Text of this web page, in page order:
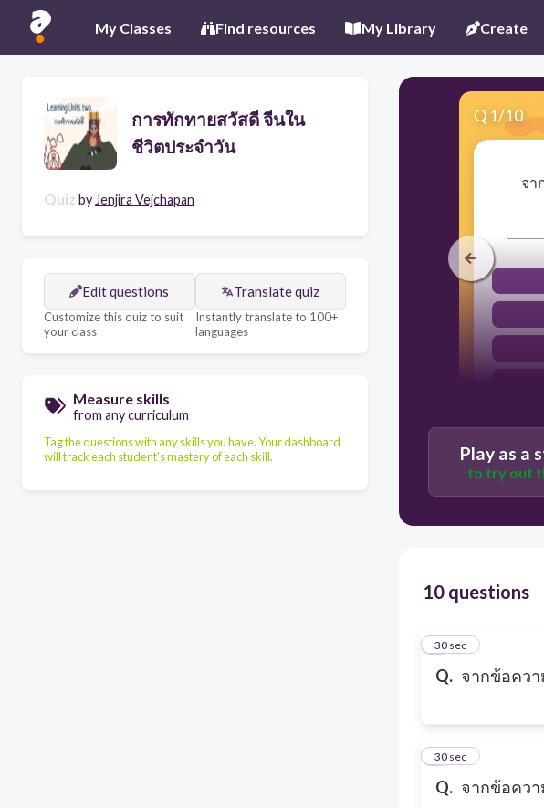
My Classes Find resources My Library Create
การทักทายสวัสดี จีนใน
ชีวิตประจำวัน
Quiz by Jenjira Vejchapan
Edit questions
Customize this quiz to suit
your class
Translate quiz
Instantly translate to 100+
languages
Measure skills
from any curriculum
Tag the questions with any skills you have. Your dashboard
will track each student's mastery of each skill.
Q 1/10
จา
Play as a
to try out
10 questions
Q. จากข้อควา
1
30 sec
Q. จากข้อควา
2
30 sec